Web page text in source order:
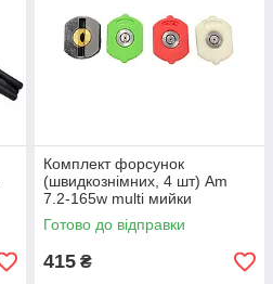
Комплект форсунок
(швидкознімних, 4 шт) Am
7.2-165w multi мийки
високого тиску
Готово до відправки
415 ₴